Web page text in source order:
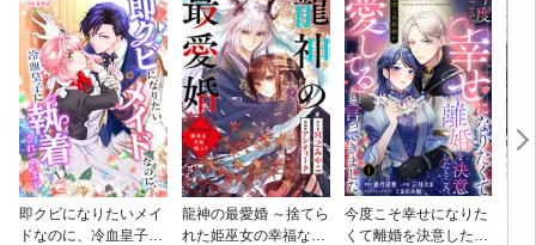
即クビになりたいメイ
ドなのに、冷血皇子に
龍神の最愛婚 ～捨てら
れた姫巫女の幸福な嫁
今度こそ幸せになりた
くて離婚を決意したと